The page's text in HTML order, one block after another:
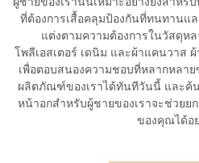
ที่ต้องการเสื้อคลุมป้องกันที่ทนทานแ
แต่งตามความต้องการในวัสดุห
โพลีเอสเตอร์ เดนิม และผ้าแคนวาส
เพื่อตอบสนองความชอบที่หลากหลา
ผลิตภัณฑ์ของเราได้ทันทีวันนี้ และค้
หน้าอกสำหรับผู้ชายของเราจะช่วย
ของคุณได้อ